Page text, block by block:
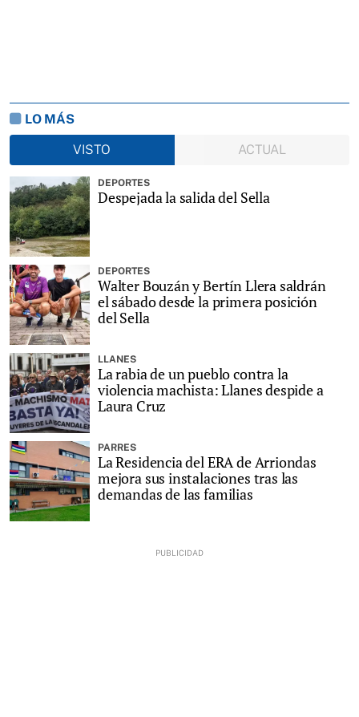
LO MÁS
VISTO
ACTUAL
DEPORTES
Despejada la salida del Sella
DEPORTES
Walter Bouzán y Bertín Llera saldrán
el sábado desde la primera posición
del Sella
LLANES
La rabia de un pueblo contra la
violencia machista: Llanes despide a
Laura Cruz
PARRES
La Residencia del ERA de Arriondas
mejora sus instalaciones tras las
demandas de las familias